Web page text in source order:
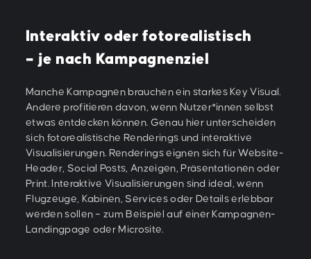
Interaktiv oder fotorealistisch
– je nach Kampagnenziel
Manche Kampagnen brauchen ein starkes Key Visual.
Andere profitieren davon, wenn Nutzer*innen selbst
etwas entdecken können. Genau hier unterscheiden
sich fotorealistische Renderings und interaktive
Visualisierungen. Renderings eignen sich für Website-
Header, Social Posts, Anzeigen, Präsentationen oder
Print. Interaktive Visualisierungen sind ideal, wenn
Flugzeuge, Kabinen, Services oder Details erlebbar
werden sollen – zum Beispiel auf einer Kampagnen-
Landingpage oder Microsite.